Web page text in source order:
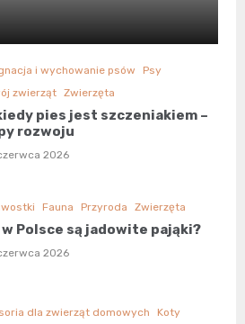
i wychowanie psów
Psy
zwierząt Zwierzęta
pies jest szczeniakiem –
rozwoju
2026
Fauna Przyroda Zwierzęta
w Polsce są jadowite pająki?
2026
dla zwierząt domowych Koty